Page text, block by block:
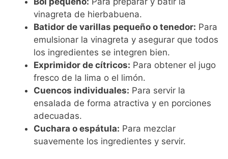
vinagreta de hierbabuena.
Batidor de varillas pequeño o tenedor: Para
emulsionar la vinagreta y asegurar que todos
los ingredientes se integren bien.
Exprimidor de cítricos: Para obtener el jugo
fresco de la lima o el limón.
Cuencos individuales: Para servir la
ensalada de forma atractiva y en porciones
adecuadas.
Cuchara o espátula: Para mezclar
suavemente los ingredientes y servir.